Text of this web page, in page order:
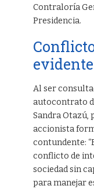
Contraloría
Presidencia.
evidente
Al ser
autocontrato
Sandra Otazú,
accionista
contundente:
conflicto de
sociedad sin
para manejar